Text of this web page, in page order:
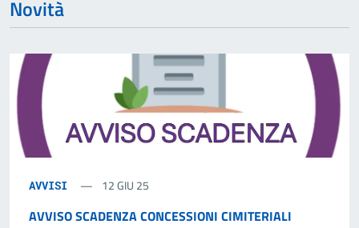
Novità
AVVISI 12 GIU 25
AVVISO SCADENZA CONCESSIONI CIMITERIALI